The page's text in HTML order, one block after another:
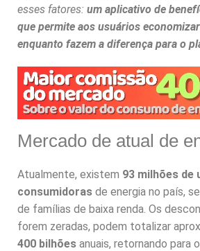
esses fatores: um aplicativo de
que permite aos usuários
enquanto fazem a diferença para o
Mercado de atual de
Atualmente, existem 93 milhões de
consumidoras de energia no país,
de famílias de baixa renda. Os
forem zeradas, podem totalizar
400 bilhões anuais, retornando para